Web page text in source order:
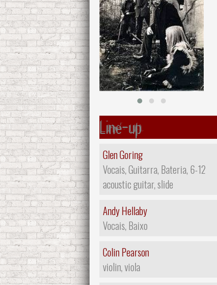
Line-up
Glen Goring
Vocais, Guitarra, Bateria, 6-12
acoustic guitar, slide
Andy Hellaby
Vocais, Baixo
Colin Pearson
violin, viola